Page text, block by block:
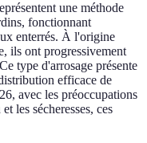
une méthode
fonctionnant
enterrés. À l'origine
ils ont progressivement
type d'arrosage présente
efficace de
avec les préoccupations
les sécheresses, ces